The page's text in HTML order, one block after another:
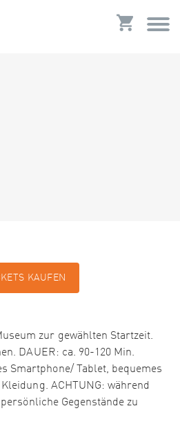
KAUFEN
zur gewählten Startzeit.
DAUER: ca. 90-120 Min.
Smartphone/ Tablet, bequemes
ACHTUNG: während
Gegenstände zu